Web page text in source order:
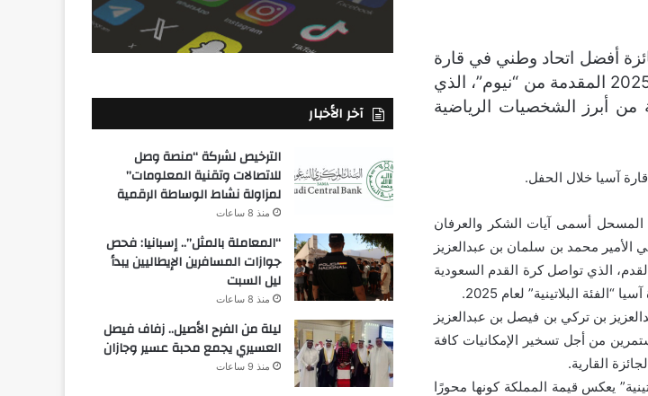
السعودي لكرة القدم، مساء الخميس 16 أكتوبر 2025، بجائزة أفضل اتحاد وطني في قارة
آسيا لعام 2025، وذلك خلال حفل جوائز الاتحاد الآسيوي لكرة القدم 2025 المقدمة من “نيوم”، الذي
من أبرز الشخصيات الرياضية
آسيا خلال الحفل.
المسحل أسمى آيات الشكر والعرفان
محمد بن سلمان بن عبدالعزيز
الذي تواصل كرة القدم السعودية
البلاتينية” لعام 2025.
بن تركي بن فيصل بن عبدالعزيز
من أجل تسخير الإمكانيات كافة
القارية.
يعكس قيمة المملكة كونها محورًا
آخر الأخبار
الترخيص لشركة “منصة وصل
للاتصالات وتقنية المعلومات”
لمزاولة نشاط الوساطة الرقمية
منذ 8 ساعات
“المعاملة بالمثل”.. إسبانيا: فحص
جوازات المسافرين الإيطاليين يبدأ
ليل السبت
منذ 8 ساعات
ليلة من الفرح الأصيل.. زفاف فيصل
العسيري يجمع محبة عسير وجازان
منذ 9 ساعات